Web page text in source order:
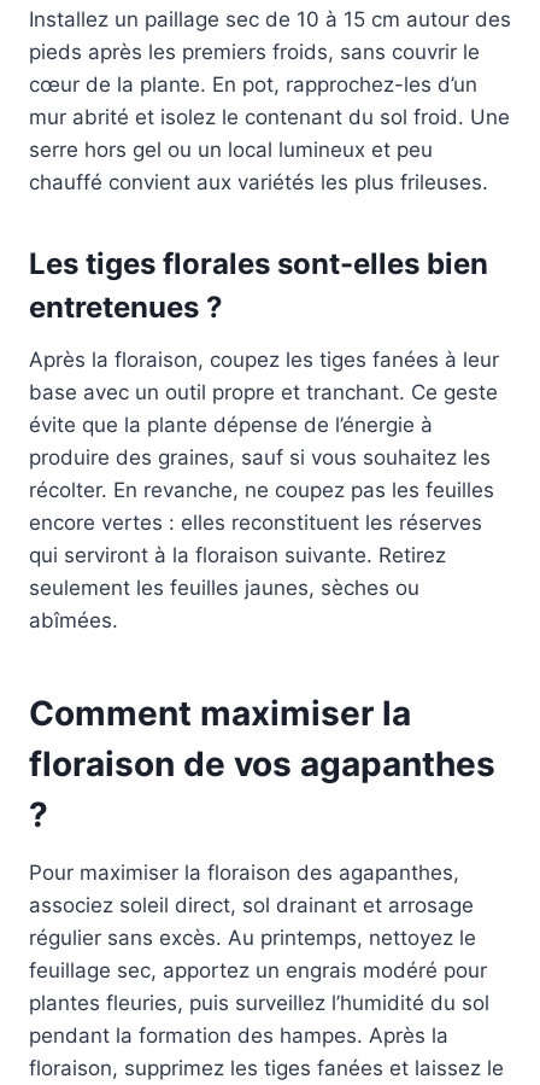
Installez un paillage sec de 10 à 15 cm autour des
pieds après les premiers froids, sans couvrir le
cœur de la plante. En pot, rapprochez-les d’un
mur abrité et isolez le contenant du sol froid. Une
serre hors gel ou un local lumineux et peu
chauffé convient aux variétés les plus frileuses.
Les tiges florales sont-elles bien
entretenues ?
Après la floraison, coupez les tiges fanées à leur
base avec un outil propre et tranchant. Ce geste
évite que la plante dépense de l’énergie à
produire des graines, sauf si vous souhaitez les
récolter. En revanche, ne coupez pas les feuilles
encore vertes : elles reconstituent les réserves
qui serviront à la floraison suivante. Retirez
seulement les feuilles jaunes, sèches ou
abîmées.
Comment maximiser la
floraison de vos agapanthes
?
Pour maximiser la floraison des agapanthes,
associez soleil direct, sol drainant et arrosage
régulier sans excès. Au printemps, nettoyez le
feuillage sec, apportez un engrais modéré pour
plantes fleuries, puis surveillez l’humidité du sol
pendant la formation des hampes. Après la
floraison, supprimez les tiges fanées et laissez le